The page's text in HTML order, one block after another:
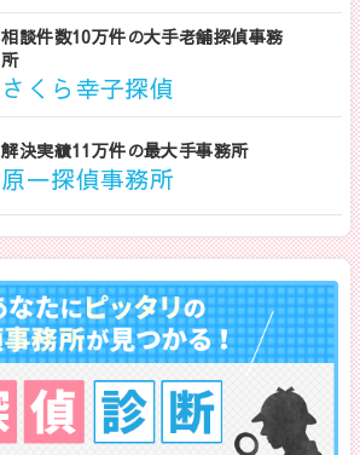
相談件数10万件の大手老舗探偵事務
所
さくら幸子探偵
解決実績11万件の最大手事務所
原一探偵事務所